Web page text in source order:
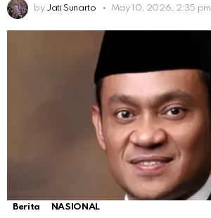
by Jati Sunarto May 10, 2026, 2:35 pm
Berita NASIONAL